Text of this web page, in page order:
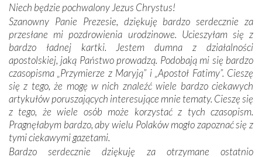
mieliśmy okazję przekonać się, że Maryja swoją opieką
otacza nie tylko nasz naród, lecz wszystkie nacje, które
się Jej ufnie oddają, a także każdą osobę, która zawierza
Jej siebie oraz swych bliskich.
Dzieje Portugalii to również historia wierności Bogu i
odstępstw, także w życiu władców. Trudne momenty w
wymiarze tak osobistym, jak i zbiorowym, przypominają o
konieczności ciągłego zabiegania o własną duszę i o łaskę
Opatrzności. Wierność przynosi pomyślność –
przynajmniej w życiu duchowym. Odstępstwo owocuje
Niech będzie pochwalony Jezus Chrystus!
Szanowny Panie Prezesie, dziękuję bardzo serdecznie za
przesłane mi pozdrowienia urodzinowe. Ucieszyłam się z
bardzo ładnej kartki. Jestem dumna z działalności
apostolskiej, jaką Państwo prowadzą. Podobają mi się bardzo
czasopisma „Przymierze z Maryją” i „Apostoł Fatimy”. Cieszę
się z tego, że mogę w nich znaleźć wiele bardzo ciekawych
artykułów poruszających interesujące mnie tematy. Cieszę się
z tego, że wiele osób może korzystać z tych czasopism.
Pragnęłabym bardzo, aby wielu Polaków mogło zapoznać się z
tymi ciekawymi gazetami.
Bardzo serdecznie dziękuję za otrzymane ostatnio